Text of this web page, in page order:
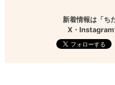
新着情報は「ち
X・Instagram